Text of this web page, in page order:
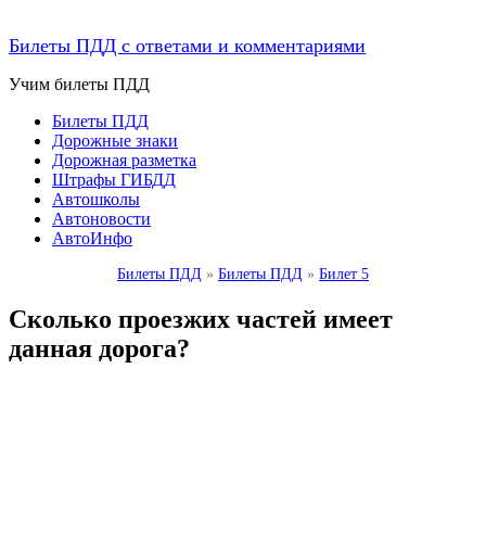
Билеты ПДД с ответами и комментариями
Учим билеты ПДД
Билеты ПДД
Дорожные знаки
Дорожная разметка
Штрафы ГИБДД
Автошколы
Автоновости
АвтоИнфо
Билеты ПДД » Билеты ПДД » Билет 5
Сколько проезжих частей имеет
данная дорога?